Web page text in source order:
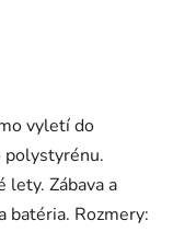
vyletí do
polystyrénu.
lety. Zábava a
batéria. Rozmery: